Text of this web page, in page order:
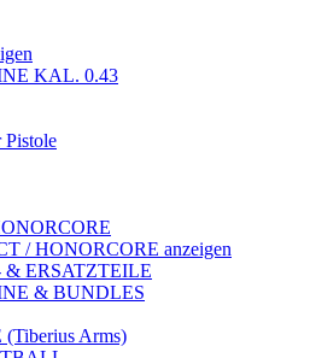
KAL. 0.43
Pistole
/ HONORCORE anzeigen
ERSATZTEILE
& BUNDLES
Arms)